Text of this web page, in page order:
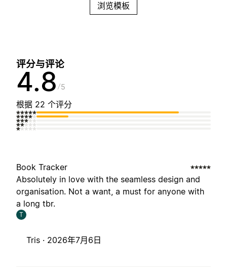
浏览模板
评分与评论
4.8 5
根据 22 个评分
Book Tracker
Absolutely in love with the seamless design and
organisation. Not a want, a must for anyone with
a long tbr.
T
Tris · 2026年7月6日